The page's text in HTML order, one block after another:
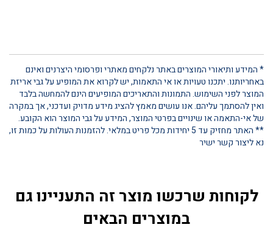
* המידע ותיאורי המוצרים באתר נלקחים מאתרי ופרסומי היצרנים ואינם
באחריותנו. יתכנו טעויות או אי התאמות, יש לקרוא את המופיע על גבי אריזת
המוצר לפני השימוש. התמונות והתאריכים המופיעים הינם להמחשה בלבד
ואין להסתמך עליהם. אנו עושים מאמץ להציג מידע מדויק ועדכני, אך במקרה
של אי-התאמה או שינויים בפרטי המוצר, המידע על גבי המוצר הוא הקובע.
** האתר מחזיק עד 5 יחידות מכל פריט במלאי. להזמנות העולות על כמות זו,
נא ליצור קשר ישיר
לקוחות שרכשו מוצר זה התעניינו גם
במוצרים הבאים